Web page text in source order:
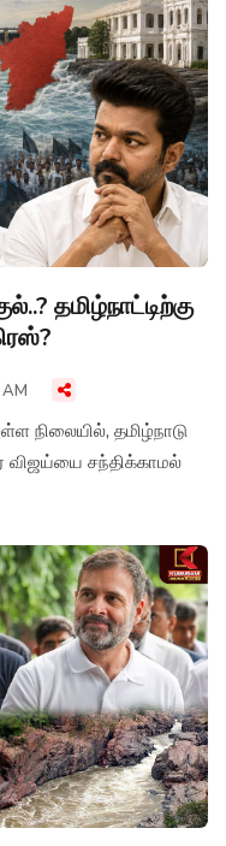
தமிழ்நாட்டிற்கு
நிலையில், தமிழ்நாடு
விஜய்யை சந்திக்காமல்